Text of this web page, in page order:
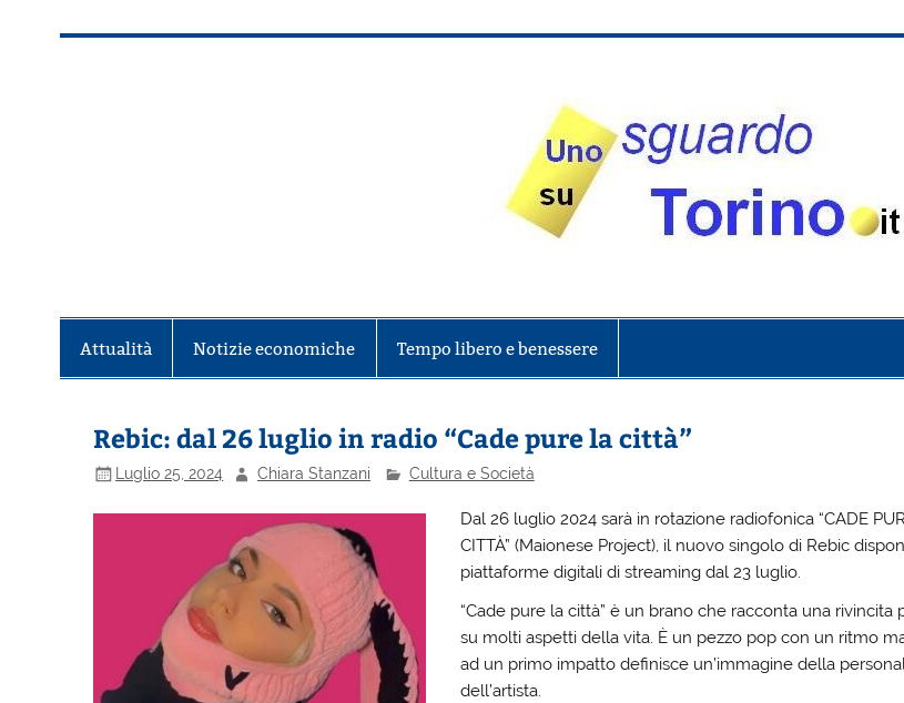
Attualità Notizie economiche Tempo libero e benessere
Rebic: dal 26 luglio in radio “Cade pure la città”
Luglio 25, 2024 Chiara Stanzani Cultura e Società
Dal 26 luglio 2024 sarà in rotazione radiofonica “CADE
CITTÀ” (Maionese Project), il nuovo singolo di Rebic
piattaforme digitali di streaming dal 23 luglio.
“Cade pure la città” è un brano che racconta una rivincita
su molti aspetti della vita. È un pezzo pop con un ritmo
ad un primo impatto definisce un’immagine della
dell’artista.